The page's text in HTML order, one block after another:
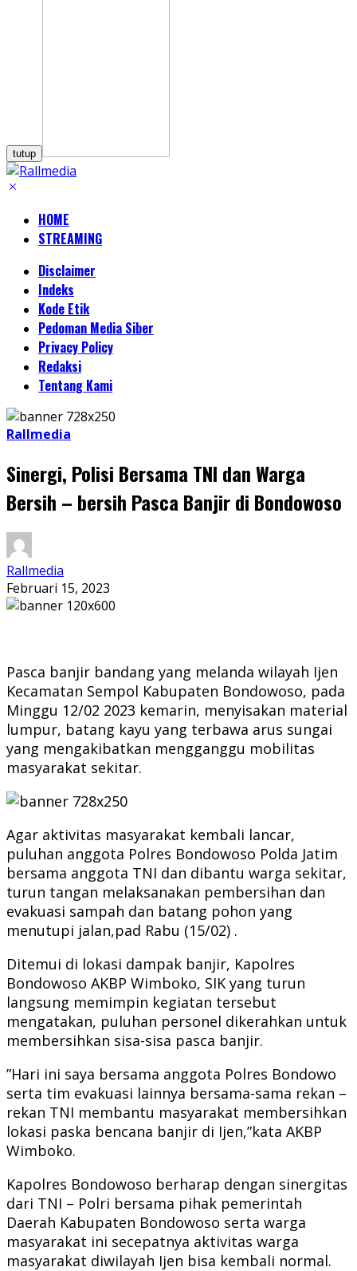
tutup
HOME
STREAMING
Disclaimer
Indeks
Kode Etik
Pedoman Media Siber
Privacy Policy
Redaksi
Tentang Kami
Rallmedia
Sinergi, Polisi Bersama TNI dan Warga
Bersih – bersih Pasca Banjir di Bondowoso
Rallmedia
Februari 15, 2023
Pasca banjir bandang yang melanda wilayah Ijen
Kecamatan Sempol Kabupaten Bondowoso, pada
Minggu 12/02 2023 kemarin, menyisakan material
lumpur, batang kayu yang terbawa arus sungai
yang mengakibatkan mengganggu mobilitas
masyarakat sekitar.
Agar aktivitas masyarakat kembali lancar,
puluhan anggota Polres Bondowoso Polda Jatim
bersama anggota TNI dan dibantu warga sekitar,
turun tangan melaksanakan pembersihan dan
evakuasi sampah dan batang pohon yang
menutupi jalan,pad Rabu (15/02) .
Ditemui di lokasi dampak banjir, Kapolres
Bondowoso AKBP Wimboko, SIK yang turun
langsung memimpin kegiatan tersebut
mengatakan, puluhan personel dikerahkan untuk
membersihkan sisa-sisa pasca banjir.
”Hari ini saya bersama anggota Polres Bondowo
serta tim evakuasi lainnya bersama-sama rekan –
rekan TNI membantu masyarakat membersihkan
lokasi paska bencana banjir di Ijen,”kata AKBP
Wimboko.
Kapolres Bondowoso berharap dengan sinergitas
dari TNI – Polri bersama pihak pemerintah
Daerah Kabupaten Bondowoso serta warga
masyarakat ini secepatnya aktivitas warga
masyarakat diwilayah Ijen bisa kembali normal.